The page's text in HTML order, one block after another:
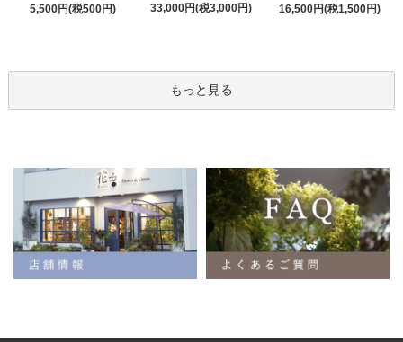
5,500円(税500円)
33,000円(税3,000円)
16,500円(税1,500円)
もっと見る